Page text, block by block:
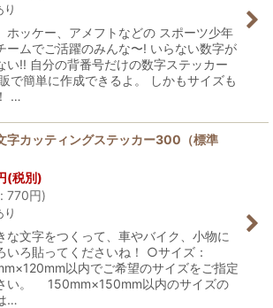
り
ホッケー、アメフトなどの スポーツ少年
ームでご活躍のみんな〜! いらない数字が
い!! 自分の背番号だけの数字ステッカー
で簡単に作成できるよ。 しかもサイズも
…
字カッティングステッカー300（標準
(税別)
: 770円)
り
な文字をつくって、車やバイク、小物に
いろ貼ってくださいね！ ○サイズ：
以内でご希望のサイズをご指定
い。 150mm×150mm以内のサイズの
…